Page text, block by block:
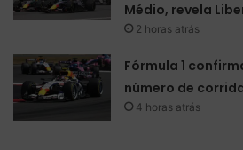
Médio, revela
2 horas atrás
Fórmula 1
número de
4 horas atrás